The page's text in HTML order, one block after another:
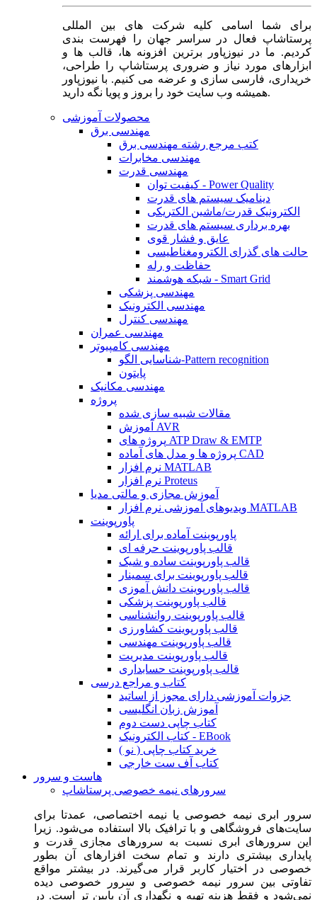
برای شما اسامی کلیه شرکت های بین المللی
پرستاشاپ فعال در سراسر جهان را فهرست بندی
کردیم. ما در نیوزپاور برترین افزونه ها، قالب ها و
ابزارهای مورد نیاز و ضروری پرستاشاپ را طراحی،
خریداری، فارسی سازی و عرضه می کنیم. با نیوزپاور
همیشه وب سایت خود را بروز و پویا نگه دارید.
محصولات آموزشی
مهندسی برق
کتب مرجع رشته مهندسی برق
مهندسی مخابرات
مهندسی قدرت
کیفیت توان - Power Quality
دینامیک سیستم های قدرت
الکترونیک قدرت/ماشین الکتریکی
بهره برداری سیستم های قدرت
عایق و فشار قوی
حالت های گذرای الکترومغناطیسی
حفاظت و رله
شبکه هوشمند - Smart Grid
مهندسی پزشکی
مهندسی الکترونیک
مهندسی کنترل
مهندسی عمران
مهندسی کامپیوتر
شناسایی الگو-Pattern recognition
پایتون
مهندسی مکانیک
پروژه
مقالات شبیه سازی شده
آموزش AVR
پروژه های ATP Draw & EMTP
پروژه ها و مدل های آماده CAD
نرم افزار MATLAB
نرم افزار Proteus
آموزش مجازی و مالتی مدیا
ویدیوهای آموزشی نرم افزار MATLAB
پاورپوینت
پاورپوینت آماده برای ارائه
قالب پاورپوینت حرفه ای
قالب پاورپوینت ساده و شیک
قالب پاورپوینت برای سمینار
قالب پاورپوینت دانش آموزی
قالب پاورپوینت پزشکی
قالب پاورپوینت روانشناسی
قالب پاورپوینت کشاورزی
قالب پاورپوینت مهندسی
قالب پاورپوینت مدیریت
قالب پاورپوینت حسابداری
کتاب و مراجع درسی
جزوات آموزشی دارای مجوز از اساتید
آموزش زبان انگلیسی
کتاب چاپی دست دوم
کتاب الکترونیک - EBook
خرید کتاب چاپی ( نو )
کتاب آف ست خارجی
هاست و سرور
سرورهای نیمه خصوصی پرستاشاپ
سرور ابری نیمه خصوصی یا نیمه اختصاصی، عمدتا برای
سایت‌های فروشگاهی و با ترافیک بالا استفاده می‌شود. زیرا
این سرورهای ابری نسبت به سرورهای مجازی قدرت و
پایداری بیشتری دارند و تمام سخت افزارهای آن بطور
خصوصی در اختیار کاربر قرار می‌گیرند. در بیشتر مواقع
تفاوتی بین سرور نیمه خصوصی و سرور خصوصی دیده
نمی‌شود و فقط هزینه تهیه و نگهداری آن پایین تر است. در